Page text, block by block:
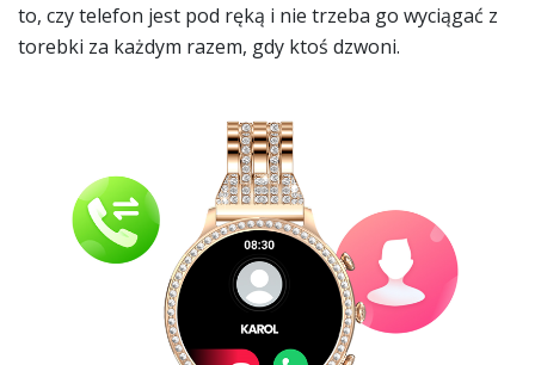
to, czy telefon jest pod ręką i nie trzeba go wyciągać z
torebki za każdym razem, gdy ktoś dzwoni.